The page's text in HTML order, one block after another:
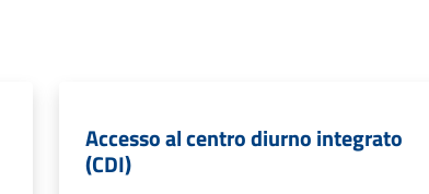
Accesso al centro diurno integrato
(CDI)